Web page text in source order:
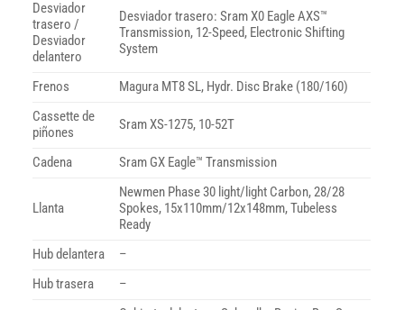
Desviador
trasero /
Desviador
delantero
Desviador trasero: Sram X0 Eagle AXS™
Transmission, 12-Speed, Electronic Shifting
System
Frenos
Magura MT8 SL, Hydr. Disc Brake (180/160)
Cassette de
piñones
Sram XS-1275, 10-52T
Cadena Sram GX Eagle™ Transmission
Llanta
Newmen Phase 30 light/light Carbon, 28/28
Spokes, 15x110mm/12x148mm, Tubeless
Ready
Hub delantera
–
Hub trasera
–